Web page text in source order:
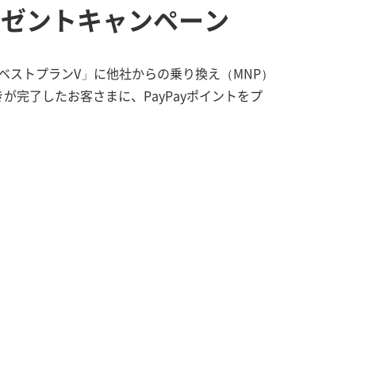
ントキャンペーン
トプランV」に他社からの乗り換え（MNP）
完了したお客さまに、PayPayポイントをプ